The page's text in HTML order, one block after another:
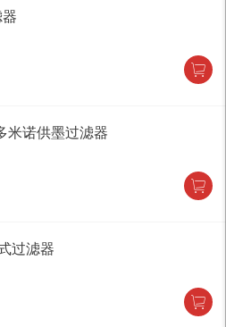
米诺供墨过滤器
过滤器